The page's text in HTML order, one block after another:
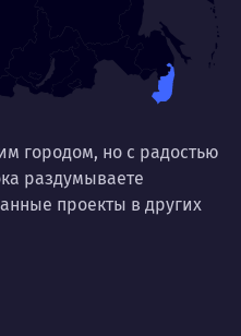
городом, но с радостью
раздумываете
проекты в других